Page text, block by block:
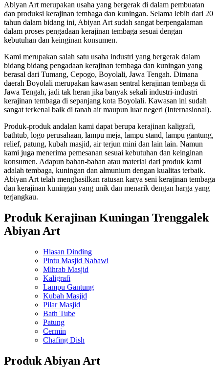
Abiyan Art merupakan usaha yang bergerak di dalam pembuatan
dan produksi kerajinan tembaga dan kuningan. Selama lebih dari 20
tahun dalam bidang ini, Abiyan Art sudah sangat berpengalaman
dalam proses pengadaan kerajinan tembaga sesuai dengan
kebutuhan dan keinginan konsumen.
Kami merupakan salah satu usaha industri yang bergerak dalam
bidang bidang pengadaan kerajinan tembaga dan kuningan yang
berasal dari Tumang, Cepogo, Boyolali, Jawa Tengah. Dimana
daerah Boyolali merupakan kawasan sentral kerajinan tembaga di
Jawa Tengah, jadi tak heran jika banyak sekali industri-industri
kerajinan tembaga di sepanjang kota Boyolali. Kawasan ini sudah
sangat terkenal baik di tanah air maupun luar negeri (Internasional).
Produk-produk andalan kami dapat berupa kerajinan kaligrafi,
bathtub, logo perusahaan, lampu meja, lampu stand, lampu gantung,
relief, patung, kubah masjid, air terjun mini dan lain lain. Namun
kami juga menerima pemesanan sesuai kebutuhan dan keinginan
konsumen. Adapun bahan-bahan atau material dari produk kami
adalah tembaga, kuningan dan almunium dengan kualitas terbaik.
Abiyan Art telah menghasilkan ratusan karya seni kerajinan tembaga
dan kerajinan kuningan yang unik dan menarik dengan harga yang
terjangkau.
Produk Kerajinan Kuningan Trenggalek
Abiyan Art
Hiasan Dinding
Pintu Masjid Nabawi
Mihrab Masjid
Kaligrafi
Lampu Gantung
Kubah Masjid
Pilar Masjid
Bath Tube
Patung
Cermin
Chafing Dish
Produk Abiyan Art